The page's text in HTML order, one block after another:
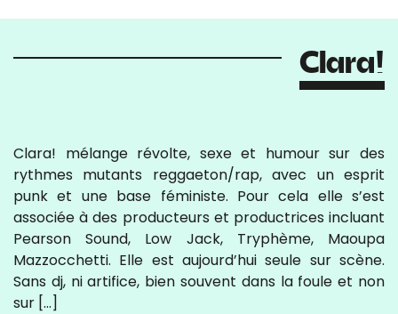
Clara!
Clara! mélange révolte, sexe et humour sur des
rythmes mutants reggaeton/rap, avec un esprit
punk et une base féministe. Pour cela elle s’est
associée à des producteurs et productrices incluant
Pearson Sound, Low Jack, Tryphème, Maoupa
Mazzocchetti. Elle est aujourd’hui seule sur scène.
Sans dj, ni artifice, bien souvent dans la foule et non
sur […]